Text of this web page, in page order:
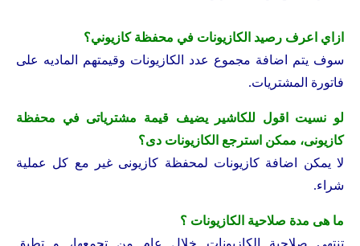
ازاي اعرف رصيد الكازيونات في محفظة كازيوني؟
سوف يتم اضافة مجموع عدد الكازيونات وقيمتهم الماديه على
فاتورة المشتريات.
لو نسيت اقول للكاشير يضيف قيمة مشترياتى في محفظة
كازيونى، ممكن استرجع الكازيونات دى؟
لا يمكن اضافة كازيونات لمحفظة كازيونى غير مع كل عملية
شراء.
ما هى مدة صلاحية الكازيونات ؟
تنتهي صلاحية الكازيونات خلال عام من تجمعها، و تطبق